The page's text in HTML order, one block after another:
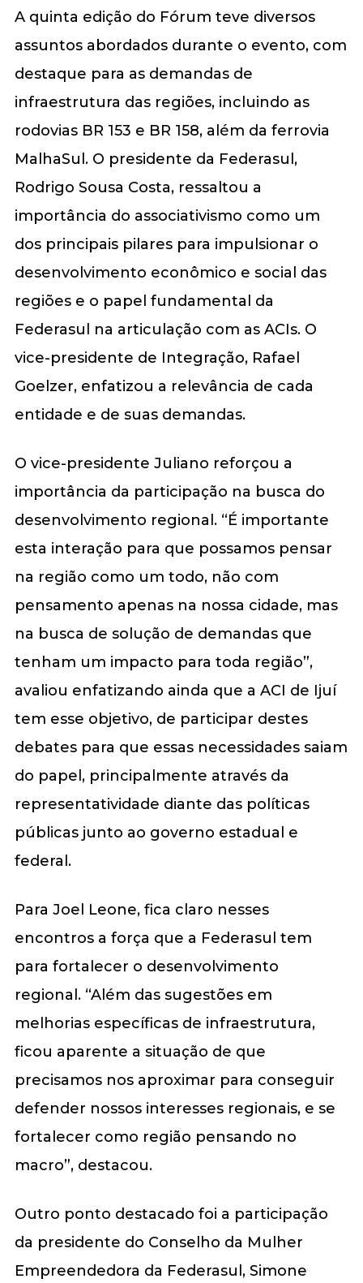
A quinta edição do Fórum teve diversos
assuntos abordados durante o evento, com
destaque para as demandas de
infraestrutura das regiões, incluindo as
rodovias BR 153 e BR 158, além da ferrovia
MalhaSul. O presidente da Federasul,
Rodrigo Sousa Costa, ressaltou a
importância do associativismo como um
dos principais pilares para impulsionar o
desenvolvimento econômico e social das
regiões e o papel fundamental da
Federasul na articulação com as ACIs. O
vice-presidente de Integração, Rafael
Goelzer, enfatizou a relevância de cada
entidade e de suas demandas.
O vice-presidente Juliano reforçou a
importância da participação na busca do
desenvolvimento regional. “É importante
esta interação para que possamos pensar
na região como um todo, não com
pensamento apenas na nossa cidade, mas
na busca de solução de demandas que
tenham um impacto para toda região”,
avaliou enfatizando ainda que a ACI de Ijuí
tem esse objetivo, de participar destes
debates para que essas necessidades saiam
do papel, principalmente através da
representatividade diante das políticas
públicas junto ao governo estadual e
federal.
Para Joel Leone, fica claro nesses
encontros a força que a Federasul tem
para fortalecer o desenvolvimento
regional. “Além das sugestões em
melhorias específicas de infraestrutura,
ficou aparente a situação de que
precisamos nos aproximar para conseguir
defender nossos interesses regionais, e se
fortalecer como região pensando no
macro”, destacou.
Outro ponto destacado foi a participação
da presidente do Conselho da Mulher
Empreendedora da Federasul, Simone